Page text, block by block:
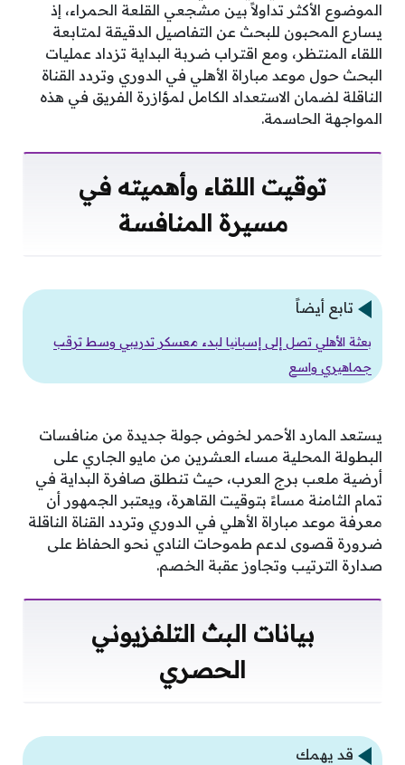
الموضوع الأكثر تداولاً بين مشجعي القلعة الحمراء، إذ
يسارع المحبون للبحث عن التفاصيل الدقيقة لمتابعة
اللقاء المنتظر، ومع اقتراب ضربة البداية تزداد عمليات
البحث حول موعد مباراة الأهلي في الدوري وتردد القناة
الناقلة لضمان الاستعداد الكامل لمؤازرة الفريق في هذه
المواجهة الحاسمة.
توقيت اللقاء وأهميته في
مسيرة المنافسة
تابع أيضاً
بعثة الأهلي تصل إلى إسبانيا لبدء معسكر تدريبي وسط ترقب
جماهيري واسع
يستعد المارد الأحمر لخوض جولة جديدة من منافسات
البطولة المحلية مساء العشرين من مايو الجاري على
أرضية ملعب برج العرب، حيث تنطلق صافرة البداية في
تمام الثامنة مساءً بتوقيت القاهرة، ويعتبر الجمهور أن
معرفة موعد مباراة الأهلي في الدوري وتردد القناة الناقلة
ضرورة قصوى لدعم طموحات النادي نحو الحفاظ على
صدارة الترتيب وتجاوز عقبة الخصم.
بيانات البث التلفزيوني
الحصري
قد يهمك